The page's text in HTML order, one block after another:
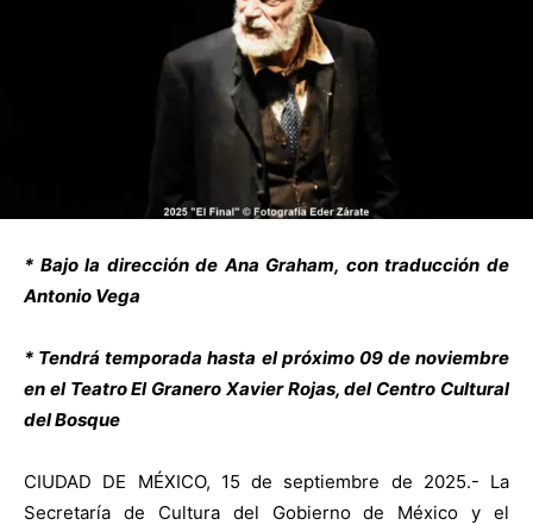
* Bajo la dirección de Ana Graham, con traducción de
Antonio Vega
* Tendrá temporada hasta el próximo 09 de noviembre
en el Teatro El Granero Xavier Rojas, del Centro Cultural
del Bosque
CIUDAD DE MÉXICO, 15 de septiembre de 2025.- La
Secretaría de Cultura del Gobierno de México y el